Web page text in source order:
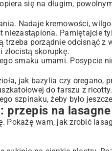
się na długim,
Nadaje kremowości,
Pamiętajcie
porządnie odcisnąć z
skorupkę.
smaku umami. Posypcie
jak bazylia czy oregano,
do farszu z
szpinaku, żeby było
przepis na
Pokażę wam, jak zrobić